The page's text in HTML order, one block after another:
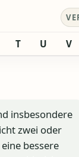
T U V
insbesondere
zwei oder
bessere